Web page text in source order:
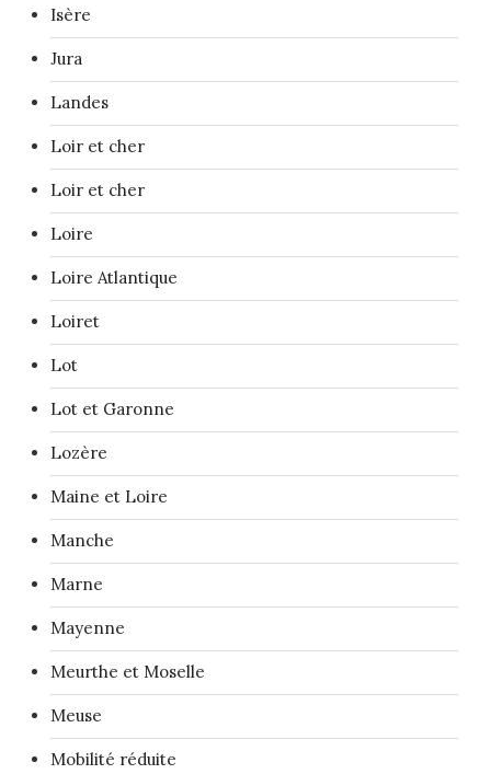
Isère
Jura
Landes
Loir et cher
Loir et cher
Loire
Loire Atlantique
Loiret
Lot
Lot et Garonne
Lozère
Maine et Loire
Manche
Marne
Mayenne
Meurthe et Moselle
Meuse
Mobilité réduite